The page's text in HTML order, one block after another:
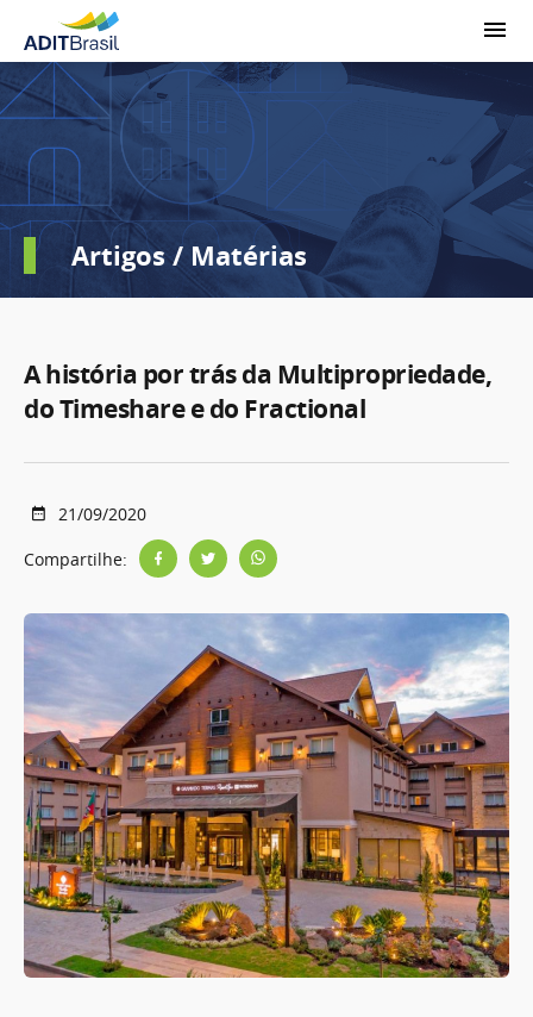
Artigos / Matérias
A história por trás da Multipropriedade,
do Timeshare e do Fractional
21/09/2020
Compartilhe: